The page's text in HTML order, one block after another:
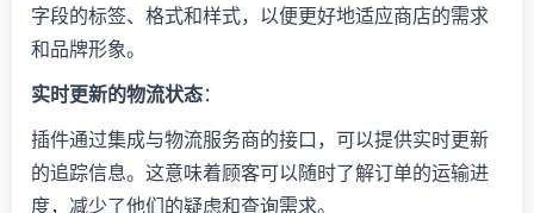
字段的标签、格式和样式，以便更好地适应商店的需求
和品牌形象。
实时更新的物流状态：
插件通过集成与物流服务商的接口，可以提供实时更新
的追踪信息。这意味着顾客可以随时了解订单的运输进
度，减少了他们的疑虑和查询需求。